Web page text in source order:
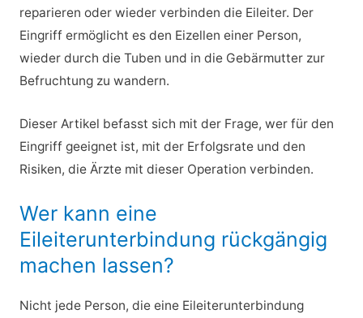
reparieren oder wieder verbinden die Eileiter. Der
Eingriff ermöglicht es den Eizellen einer Person,
wieder durch die Tuben und in die Gebärmutter zur
Befruchtung zu wandern.
Dieser Artikel befasst sich mit der Frage, wer für den
Eingriff geeignet ist, mit der Erfolgsrate und den
Risiken, die Ärzte mit dieser Operation verbinden.
Wer kann eine
Eileiterunterbindung rückgängig
machen lassen?
Nicht jede Person, die eine Eileiterunterbindung